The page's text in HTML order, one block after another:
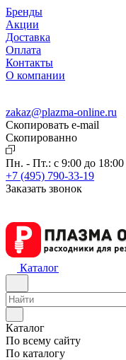
Бренды
Акции
Доставка
Оплата
Контакты
О компании
zakaz@plazma-online.ru
Скопировать e-mail
Cкопированно
Пн. - Пт.: с 9:00 до 18:00
+7 (495) 790-33-19
Заказать звонок
Каталог
Каталог
По всему сайту
По каталогу